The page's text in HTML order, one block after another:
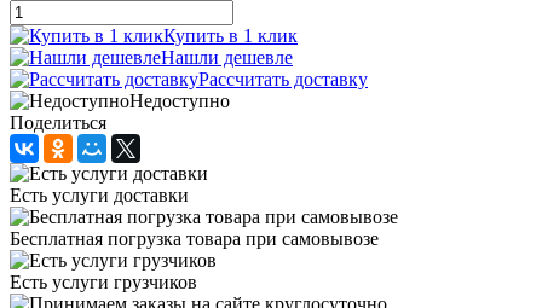
Купить в 1 клик
Нашли дешевле
Рассчитать доставку
Недоступно
Поделиться
Есть услуги доставки
Бесплатная погрузка товара при самовывозе
Есть услуги грузчиков